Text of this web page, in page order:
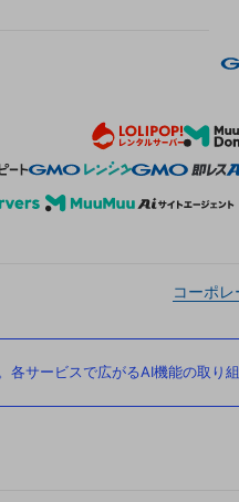
コーポレ
サービスで広がるAI機能の取り